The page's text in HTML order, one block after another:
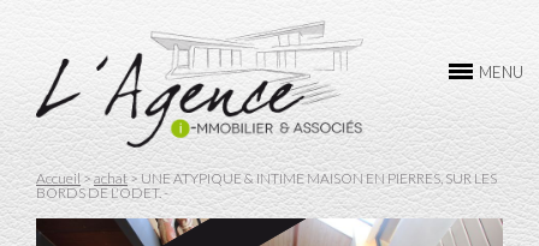
MENU
Accueil >achat> UNE ATYPIQUE & INTIME MAISON EN PIERRES, SUR LES
BORDS DE L'ODET. -
L’AGENCE
ACHAT
VENTE
LOCATION